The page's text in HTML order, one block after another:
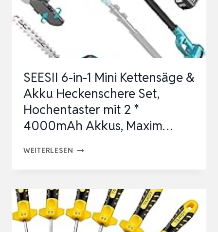
TELESKOPSTANGE
GARTENSCHERE,
4-
IN-
1
SEESII 6-in-1 Mini Kettensäge &
Akku Heckenschere Set,
Hochentaster mit 2 *
4000mAh Akkus, Maxim…
WEITERLESEN SEESII
1
MINI
KETTENSÄGE